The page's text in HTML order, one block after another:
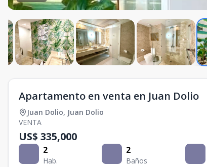
Apartamento en venta en Juan Dolio
Juan Dolio, Juan Dolio
VENTA
US$ 335,000
2
Hab.
2
Baños